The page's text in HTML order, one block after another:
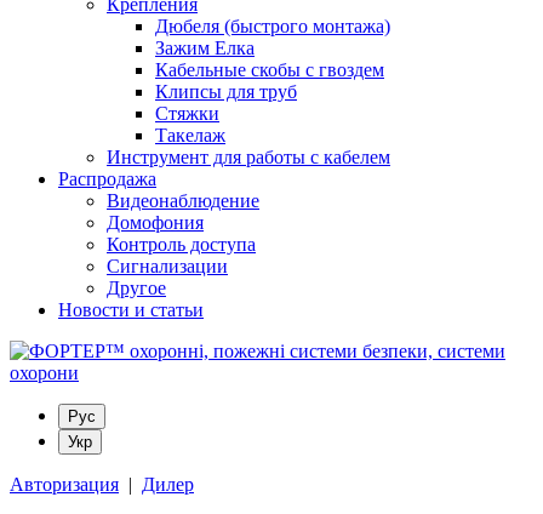
Крепления
Дюбеля (быстрого монтажа)
Зажим Елка
Кабельные скобы с гвоздем
Клипсы для труб
Стяжки
Такелаж
Инструмент для работы с кабелем
Распродажа
Видеонаблюдение
Домофония
Контроль доступа
Сигнализации
Другое
Новости и статьи
Рус
Укр
Авторизация | Дилер